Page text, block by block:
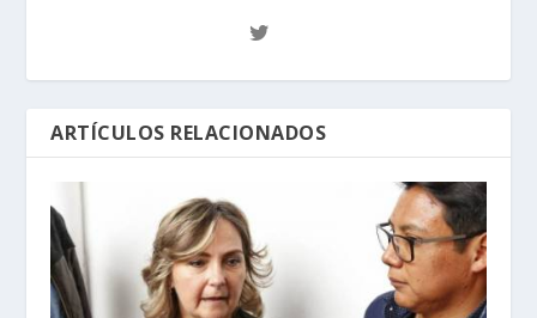
ARTÍCULOS RELACIONADOS